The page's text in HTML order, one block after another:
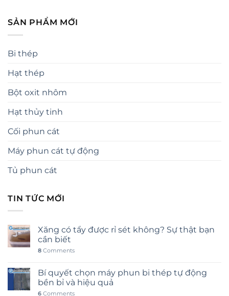
SẢN PHẨM MỚI
Bi thép
Hạt thép
Bột oxit nhôm
Hạt thủy tinh
Cối phun cát
Máy phun cát tự động
Tủ phun cát
TIN TỨC MỚI
Xăng có tẩy được rỉ sét không? Sự thật bạn
cần biết
8 Comments
Bí quyết chọn máy phun bi thép tự động
bền bỉ và hiệu quả
6 Comments